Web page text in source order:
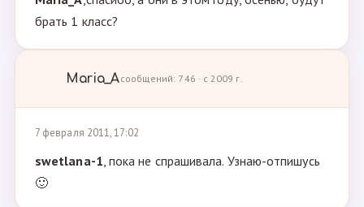
брать 1 класс?
Maria_Aсообщений: 746 · с 2009 г.
7 февраля 2011, 17:02
swetlana-1, пока не спрашивала. Узнаю-отпишусь
🙂